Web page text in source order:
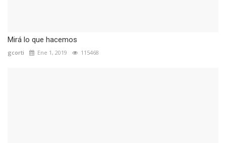
Mirá lo que hacemos
gcorti Ene 1, 2019 115468